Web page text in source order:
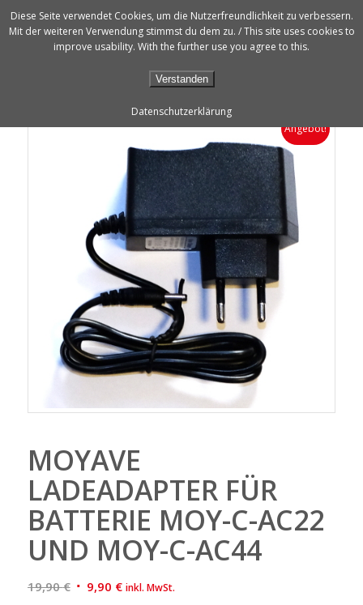
Angebot!
MOYAVE
LADEADAPTER FÜR
BATTERIE MOY-C-AC22
UND MOY-C-AC44
19,90€ Ursprünglicher
9,90 €Aktueller
inkl. MwSt.
Diese Seite verwendet Cookies, um die Nutzerfreundlichkeit zu verbessern.
Mit der weiteren Verwendung stimmst du dem zu. / This site uses cookies to
improve usability. With the further use you agree to this.
Verstanden
Datenschutzerklärung